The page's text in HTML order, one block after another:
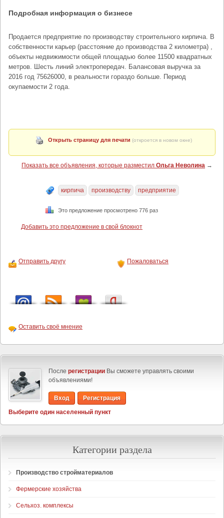
Подробная информация о бизнесе
Продается предприятие по производству строительного кирпича. В
собственности карьер (расстояние до производства 2 километра) ,
объекты недвижимости общей площадью более 11500 квадратных
метров. Шесть линий электропередач. Балансовая выручка за
2016 год 75626000, в реальности гораздо больше. Период
окупаемости 2 года.
Открыть страницу для печати (откроется в новом окне)
Показать все объявления, которые разместил Ольга Неволина →
кирпича производству предприятие
Это предложение просмотрено 776 раз
Добавить это предложение в свой блокнот
Отправить другу Пожаловаться
Оставить своё мнение
После регистрации Вы сможете управлять своими
объявлениями!
Вход
Регистрация
Выберите один населенный пункт
Категории раздела
Производство стройматериалов
Фермерские хозяйства
Сельхоз. комплексы